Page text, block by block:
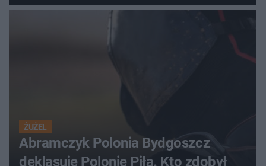
ŻUŻEL
Abramczyk Polonia Bydgoszcz
deklasuje Polonię Piła. Kto zdobył